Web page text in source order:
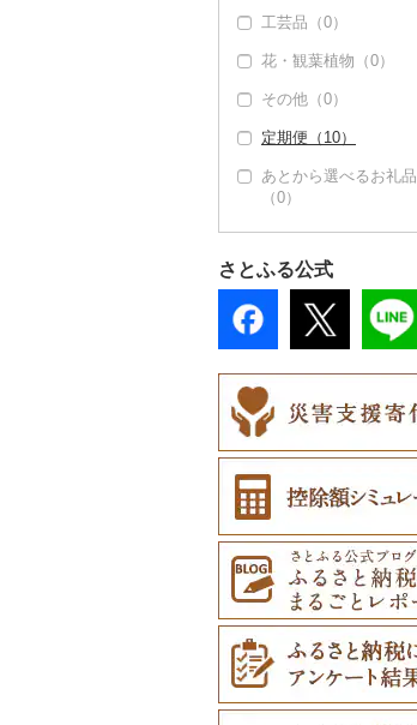
（3）
羊羹（0）
饅頭（0）
大福（0）
その他和菓子（0）
缶詰・瓶詰（41）
肉（0）
魚（0）
果物（41）
ジャム（0）
4）
乾物（0）
燻製（スモーク）
その他加工品（0）
工芸品（0）
花・観葉植物（0）
その他（0）
定期便（10）
あとから選べるお礼品
（0）
さとふる公式